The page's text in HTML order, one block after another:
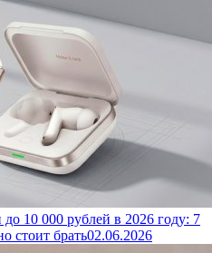
10 000 рублей в 2026 году: 7
стоит брать02.06.2026